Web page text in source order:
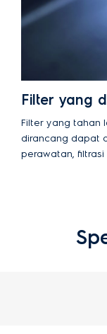
Filter yang
Filter yang tahan
dirancang dapat
perawatan,